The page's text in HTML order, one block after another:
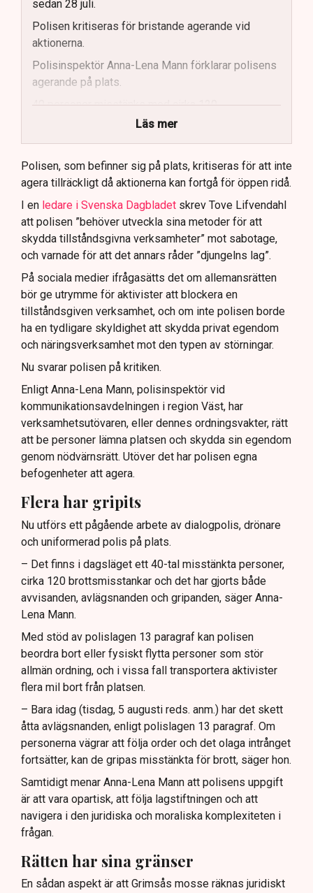
sedan 28 juli.
Polisen kritiseras för bristande agerande vid
aktionerna.
Polisinspektör Anna-Lena Mann förklarar polisens
agerande på plats.
40 personer misstänks med cirka 120
brottsmisstankar kopplade.
Polisen använder drönare och uniformerad polis
för att dokumentera bevis.
Samtidigt är polisarbetet komplext när det gäller
att navigera juridiska rättigheter och gränser.
Läs mer
Polisen, som befinner sig på plats, kritiseras för att inte
agera tillräckligt då aktionerna kan fortgå för öppen ridå.
I en ledare i Svenska Dagbladet skrev Tove Lifvendahl
att polisen ”behöver utveckla sina metoder för att
skydda tillståndsgivna verksamheter” mot sabotage,
och varnade för att det annars råder ”djungelns lag”.
På sociala medier ifrågasätts det om allemansrätten
bör ge utrymme för aktivister att blockera en
tillståndsgiven verksamhet, och om inte polisen borde
ha en tydligare skyldighet att skydda privat egendom
och näringsverksamhet mot den typen av störningar.
Nu svarar polisen på kritiken.
Enligt Anna-Lena Mann, polisinspektör vid
kommunikationsavdelningen i region Väst, har
verksamhetsutövaren, eller dennes ordningsvakter, rätt
att be personer lämna platsen och skydda sin egendom
genom nödvärnsrätt. Utöver det har polisen egna
befogenheter att agera.
Flera har gripits
Nu utförs ett pågående arbete av dialogpolis, drönare
och uniformerad polis på plats.
– Det finns i dagsläget ett 40-tal misstänkta personer,
cirka 120 brottsmisstankar och det har gjorts både
avvisanden, avlägsnanden och gripanden, säger Anna-
Lena Mann.
Med stöd av polislagen 13 paragraf kan polisen
beordra bort eller fysiskt flytta personer som stör
allmän ordning, och i vissa fall transportera aktivister
flera mil bort från platsen.
– Bara idag (tisdag, 5 augusti reds. anm.) har det skett
åtta avlägsnanden, enligt polislagen 13 paragraf. Om
personerna vägrar att följa order och det olaga intrånget
fortsätter, kan de gripas misstänkta för brott, säger hon.
Samtidigt menar Anna-Lena Mann att polisens uppgift
är att vara opartisk, att följa lagstiftningen och att
navigera i den juridiska och moraliska komplexiteten i
frågan.
Rätten har sina gränser
En sådan aspekt är att Grimsås mosse räknas juridiskt